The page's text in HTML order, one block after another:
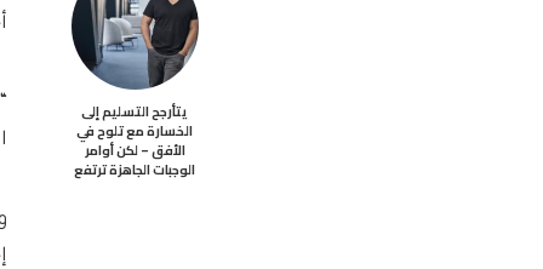
يتأرجح التسليم إلى
الخسارة مع تلوح في
الأفق – لكن أوامر
الوجبات الجاهزة ترتفع